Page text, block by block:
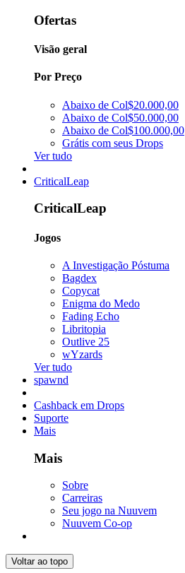
Ofertas
Visão geral
Por Preço
Abaixo de Col$20.000,00
Abaixo de Col$50.000,00
Abaixo de Col$100.000,00
Grátis com seus Drops
Ver tudo
CriticalLeap
CriticalLeap
Jogos
A Investigação Póstuma
Bagdex
Copycat
Enigma do Medo
Fading Echo
Libritopia
Outlive 25
wYzards
Ver tudo
spawnd
Cashback em Drops
Suporte
Mais
Mais
Sobre
Carreiras
Seu jogo na Nuuvem
Nuuvem Co-op
Voltar ao topo